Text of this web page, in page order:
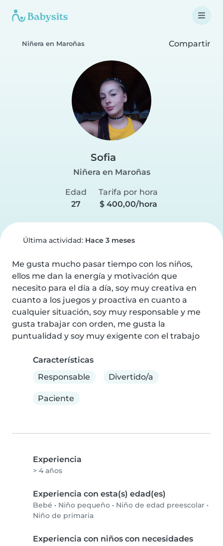
Niñera en Maroñas Compartir
Sofia
Niñera en Maroñas
Edad
27
Tarifa por hora
$ 400,00/hora
Última actividad: Hace 3 meses
Me gusta mucho pasar tiempo con los niños,
ellos me dan la energía y motivación que
necesito para el día a día, soy muy creativa en
cuanto a los juegos y proactiva en cuanto a
cualquier situación, soy muy responsable y me
gusta trabajar con orden, me gusta la
puntualidad y soy muy exigente con el trabajo
Características
Responsable
Divertido/a
Paciente
Experiencia
> 4 años
Experiencia con esta(s) edad(es)
Bebé • Niño pequeño • Niño de edad preescolar •
Niño de primaria
Experiencia con niños con necesidades